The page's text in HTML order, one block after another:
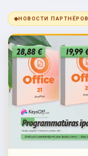
◆НОВОСТИ ПАРТНЁРОВ